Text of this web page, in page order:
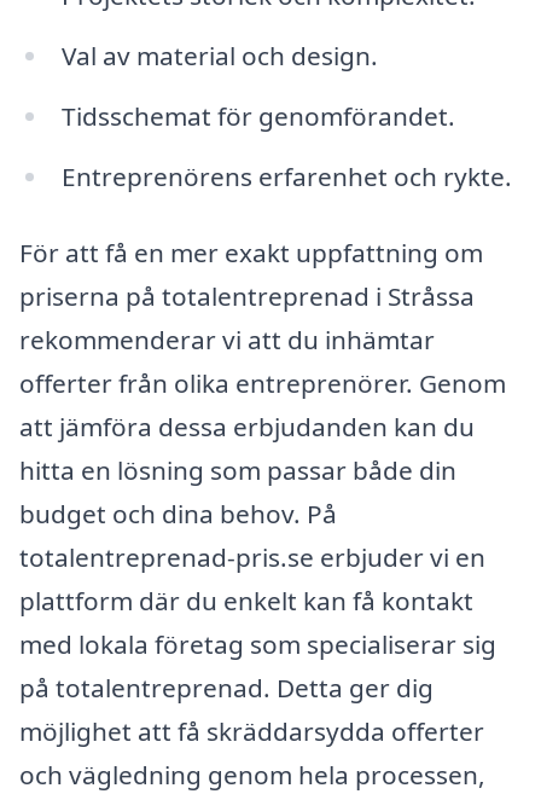
Val av material och design.
Tidsschemat för genomförandet.
Entreprenörens erfarenhet och rykte.
För att få en mer exakt uppfattning om
priserna på totalentreprenad i Stråssa
rekommenderar vi att du inhämtar
offerter från olika entreprenörer. Genom
att jämföra dessa erbjudanden kan du
hitta en lösning som passar både din
budget och dina behov. På
totalentreprenad-pris.se erbjuder vi en
plattform där du enkelt kan få kontakt
med lokala företag som specialiserar sig
på totalentreprenad. Detta ger dig
möjlighet att få skräddarsydda offerter
och vägledning genom hela processen,